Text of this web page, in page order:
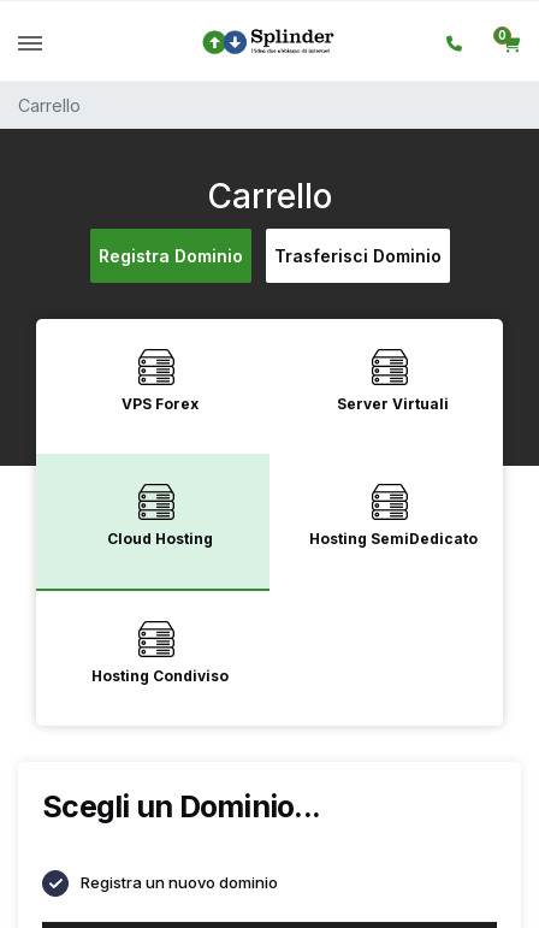
0
Carrello
Carrello
Registra Dominio Trasferisci Dominio
VPS Forex Server Virtuali
Cloud Hosting Hosting SemiDedicato
Hosting Condiviso
Scegli un Dominio...
Registra un nuovo dominio